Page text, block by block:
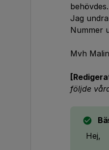
behövdes.
Jag
Nummer
Mvh
följde
Hej,